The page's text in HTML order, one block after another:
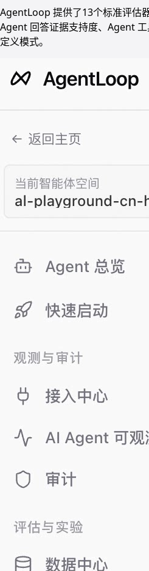
AgentLoop 提供了13个标准评估
Agent 回答证据支持度、Agent
定义模式。